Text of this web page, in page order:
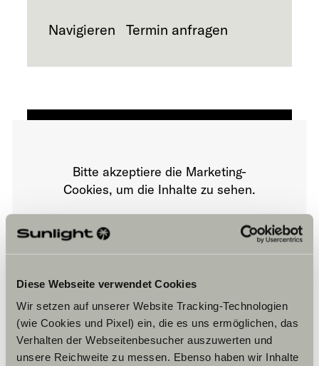
Diese Webseite verwendet Cookies
Wir setzen auf unserer Website Tracking-Technologien
(wie Cookies und Pixel) ein, die es uns ermöglichen, das
Verhalten der Webseitenbesucher auszuwerten und
unsere Reichweite zu messen. Ebenso haben wir Inhalte
Navigieren Termin anfragen
Bitte akzeptiere die Marketing-
Cookies, um die Inhalte zu sehen.
Cookie-Einstellungen